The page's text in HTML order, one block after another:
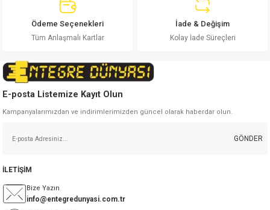
Ödeme Seçenekleri
Tüm Anlaşmalı Kartlar
İade & Değişim
Kolay İade Süreçleri
E-posta Listemize Kayıt Olun
Kampanyalarımızdan ve indirimlerimizden güncel olarak haberdar olun.
GÖNDER
İLETİŞİM
Bize Yazın
info@entegredunyasi.com.tr